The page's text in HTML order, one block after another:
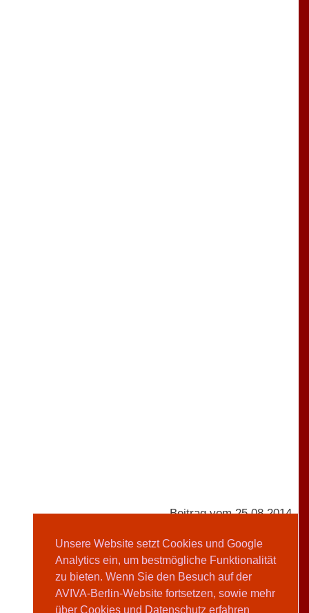
Unsere Website setzt Cookies und Google
Analytics ein, um bestmögliche Funktionalität
zu bieten. Wenn Sie den Besuch auf der
AVIVA-Berlin-Website fortsetzen, sowie mehr
über Cookies und Datenschutz erfahren
Beitrag vom 25.08.2014
Kristina Tencic
Teilen